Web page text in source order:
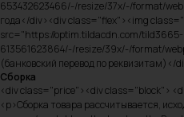
653432623466/-/resize/37x/-/format/
года</div><div class="flex"><img
src="https://optim.tildacdn.com/tild3665-
613561623864/-/resize/39x/-/format/
(банковский перевод по реквизитам)</
Сборка
<div class="price"><div class="block">
<p>Сборка товара рассчитывается,